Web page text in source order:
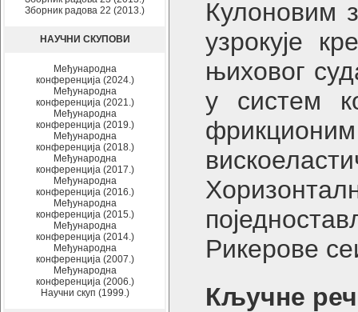
Зборник радова 22 (2013.)
НАУЧНИ СКУПОВИ
Међународна
конференција (2024.)
Међународна
конференција (2021.)
Међународна
конференција (2019.)
Међународна
конференција (2018.)
Међународна
конференција (2017.)
Међународна
конференција (2016.)
Међународна
конференција (2015.)
Међународна
конференција (2014.)
Међународна
конференција (2007.)
Међународна
конференција (2006.)
Научни скуп (1999.)
Кулоновим
узрокује
њиховог
у систем
Рикерове
Кључне